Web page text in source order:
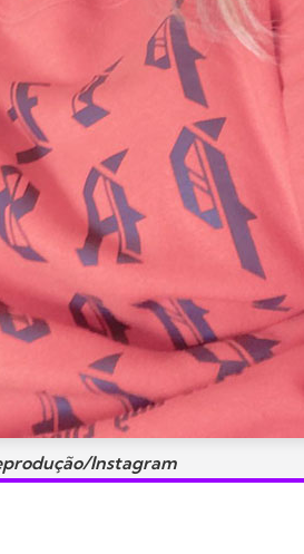
Instagram